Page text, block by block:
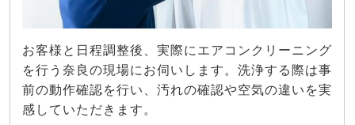
お客様と日程調整後、実際にエアコンクリーニング
を行う奈良の現場にお伺いします。洗浄する際は事
前の動作確認を行い、汚れの確認や空気の違いを実
感していただきます。